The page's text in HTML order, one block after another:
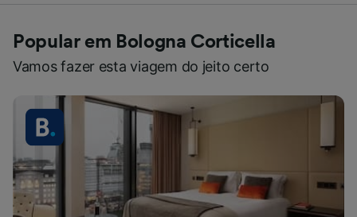
Popular em Bologna Corticella
Vamos fazer esta viagem do jeito certo